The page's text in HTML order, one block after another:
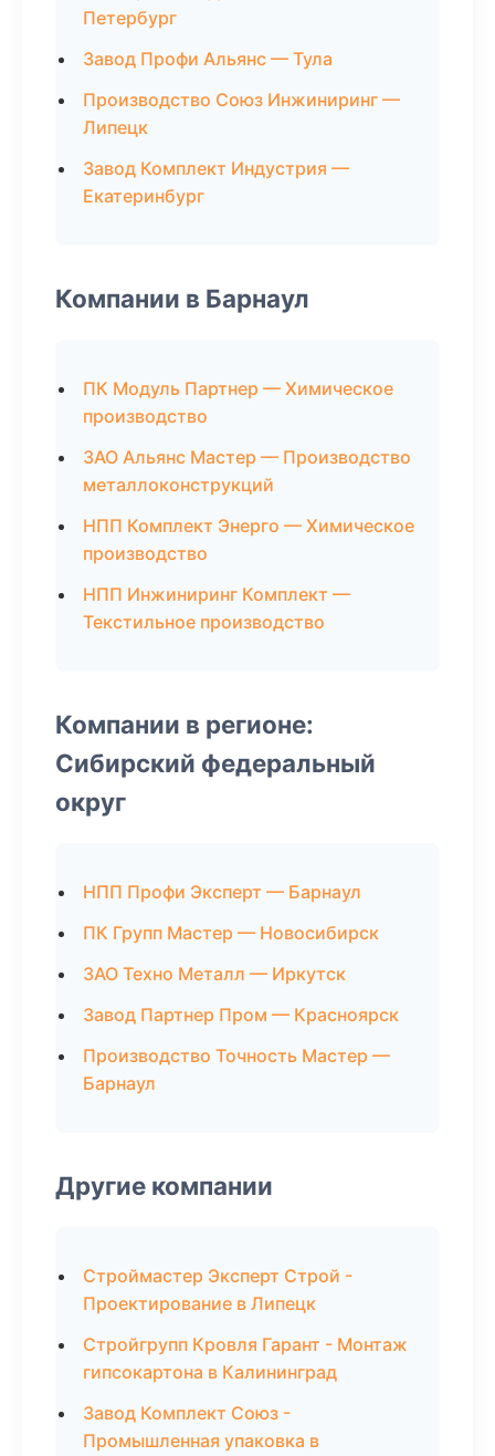
Петербург
Завод Профи Альянс — Тула
Производство Союз Инжиниринг —
Липецк
Завод Комплект Индустрия —
Екатеринбург
Компании в Барнаул
ПК Модуль Партнер — Химическое
производство
ЗАО Альянс Мастер — Производство
металлоконструкций
НПП Комплект Энерго — Химическое
производство
НПП Инжиниринг Комплект —
Текстильное производство
Компании в регионе:
Сибирский федеральный
округ
НПП Профи Эксперт — Барнаул
ПК Групп Мастер — Новосибирск
ЗАО Техно Металл — Иркутск
Завод Партнер Пром — Красноярск
Производство Точность Мастер —
Барнаул
Другие компании
Строймастер Эксперт Строй -
Проектирование в Липецк
Стройгрупп Кровля Гарант - Монтаж
гипсокартона в Калининград
Завод Комплект Союз -
Промышленная упаковка в